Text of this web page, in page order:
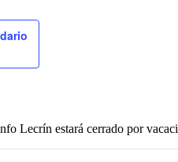
Lecrín estará cerrado por